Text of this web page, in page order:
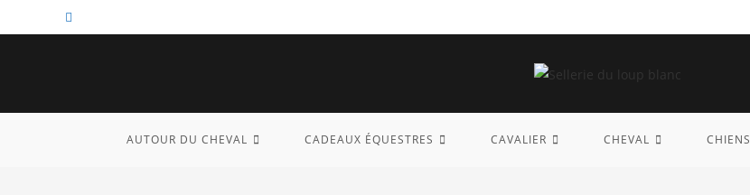
to
AUTOUR DU CHEVAL CADEAUX ÉQUESTRES CAVALIER CHEVAL CHIENS